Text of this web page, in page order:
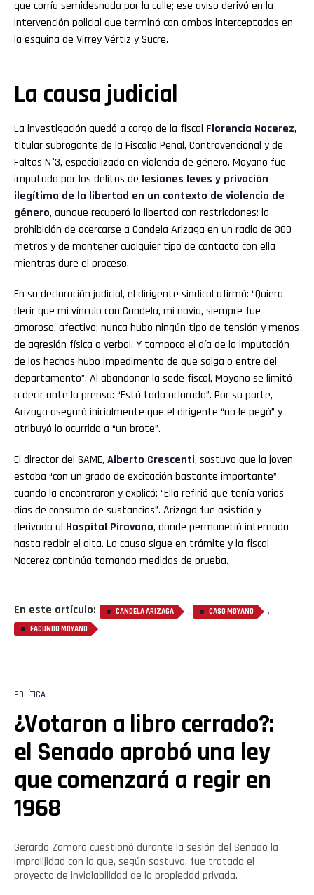
que corría semidesnuda por la calle; ese aviso derivó en la
intervención policial que terminó con ambos interceptados en
la esquina de Virrey Vértiz y Sucre.
La causa judicial
La investigación quedó a cargo de la fiscal Florencia Nocerez,
titular subrogante de la Fiscalía Penal, Contravencional y de
Faltas N°3, especializada en violencia de género. Moyano fue
imputado por los delitos de lesiones leves y privación
ilegítima de la libertad en un contexto de violencia de
género, aunque recuperó la libertad con restricciones: la
prohibición de acercarse a Candela Arizaga en un radio de 300
metros y de mantener cualquier tipo de contacto con ella
mientras dure el proceso.
En su declaración judicial, el dirigente sindical afirmó: “Quiero
decir que mi vínculo con Candela, mi novia, siempre fue
amoroso, afectivo; nunca hubo ningún tipo de tensión y menos
de agresión física o verbal. Y tampoco el día de la imputación
de los hechos hubo impedimento de que salga o entre del
departamento”. Al abandonar la sede fiscal, Moyano se limitó
a decir ante la prensa: “Está todo aclarado”. Por su parte,
Arizaga aseguró inicialmente que el dirigente “no le pegó” y
atribuyó lo ocurrido a “un brote”.
El director del SAME, Alberto Crescenti, sostuvo que la joven
estaba “con un grado de excitación bastante importante”
cuando la encontraron y explicó: “Ella refirió que tenía varios
días de consumo de sustancias”. Arizaga fue asistida y
derivada al Hospital Pirovano, donde permaneció internada
hasta recibir el alta. La causa sigue en trámite y la fiscal
Nocerez continúa tomando medidas de prueba.
En este artículo: CANDELA ARIZAGA , CASO MOYANO ,
FACUNDO MOYANO
POLÍTICA
¿Votaron a libro cerrado?:
el Senado aprobó una ley
que comenzará a regir en
1968
Gerardo Zamora cuestionó durante la sesión del Senado la
improlijidad con la que, según sostuvo, fue tratado el
proyecto de inviolabilidad de la propiedad privada.